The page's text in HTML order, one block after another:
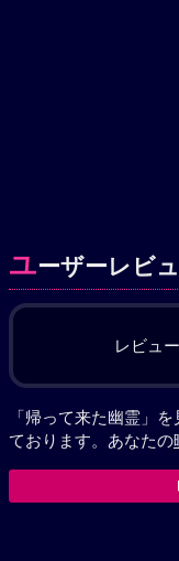
ユーザーレビ
レビュ
「帰って来た幽霊」
ております。あなたの